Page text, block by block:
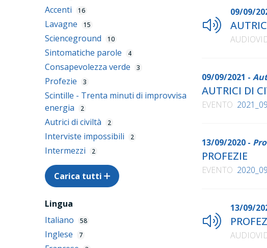
Accenti
16
Lavagne 15
Scienceground 10
Sintomatiche parole 4
Consapevolezza verde 3
Profezie 3
Scintille - Trenta minuti di improvvisa
energia
2
Autrici di civiltà 2
Interviste impossibili 2
Intermezzi 2
Carica tutti
Lingua
Italiano
58
Inglese 7
09/09/
09/09/2021 -
AUTRICI DI
EVENTO
13/09/2020 -
PROFEZIE
EVENTO
13/09/